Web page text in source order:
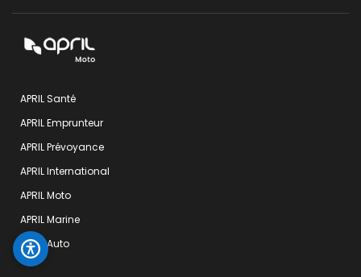
APRIL Santé
APRIL Emprunteur
APRIL Prévoyance
APRIL International
APRIL Moto
APRIL Marine
APRIL Auto